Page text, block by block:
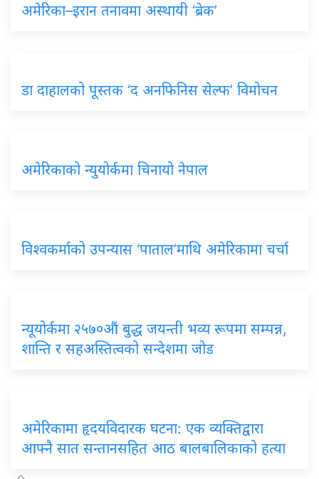
अमेरिका–इरान तनावमा अस्थायी ‘ब्रेक’
डा दाहालको पूस्तक ‘द अनफिनिस सेल्फ’ विमोचन
अमेरिकाको न्युयोर्कमा चिनायो नेपाल
विश्वकर्माको उपन्यास ‘पाताल’माथि अमेरिकामा चर्चा
न्यूयोर्कमा २५७०औं बुद्ध जयन्ती भव्य रूपमा सम्पन्न,
शान्ति र सहअस्तित्वको सन्देशमा जोड
अमेरिकामा हृदयविदारक घटना: एक व्यक्तिद्वारा
आफ्नै सात सन्तानसहित आठ बालबालिकाको हत्या